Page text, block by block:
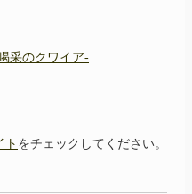
采のクワイア-
ト をチェックしてください。